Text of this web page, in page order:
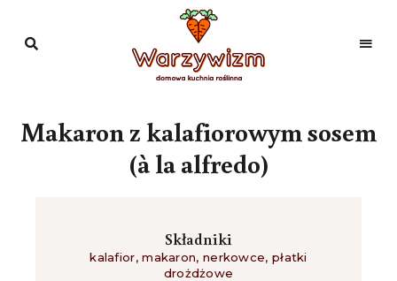
Domowa
Makaron z kalafiorowym sosem
(à la alfredo)
Składniki
kalafior,makaron, nerkowce, płatki
drożdżowe